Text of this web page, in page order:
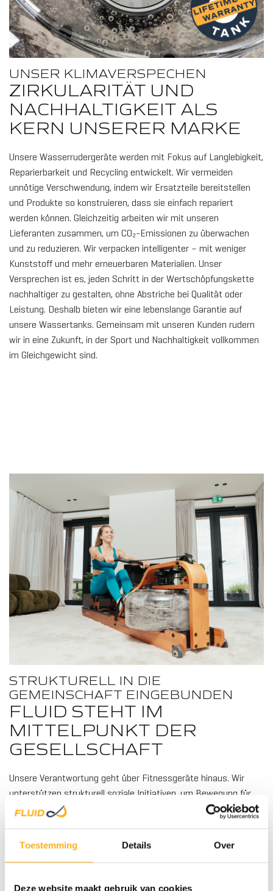
Toestemming Details Over
Deze website maakt gebruik van cookies
UNSER KLIMAVERSPECHEN
ZIRKULARITÄT UND
NACHHALTIGKEIT ALS
KERN UNSERER MARKE
Unsere Wasserrudergeräte werden mit Fokus auf Langlebigkeit,
Reparierbarkeit und Recycling entwickelt. Wir vermeiden
unnötige Verschwendung, indem wir Ersatzteile bereitstellen
und Produkte so konstruieren, dass sie einfach repariert
werden können. Gleichzeitig arbeiten wir mit unseren
Lieferanten zusammen, um CO₂-Emissionen zu überwachen
und zu reduzieren. Wir verpacken intelligenter – mit weniger
Kunststoff und mehr erneuerbaren Materialien. Unser
Versprechen ist es, jeden Schritt in der Wertschöpfungskette
nachhaltiger zu gestalten, ohne Abstriche bei Qualität oder
Leistung. Deshalb bieten wir eine lebenslange Garantie auf
unsere Wassertanks. Gemeinsam mit unseren Kunden rudern
wir in eine Zukunft, in der Sport und Nachhaltigkeit vollkommen
im Gleichgewicht sind.
STRUKTURELL IN DIE
GEMEINSCHAFT EINGEBUNDEN
FLUID STEHT IM
MITTELPUNKT DER
GESELLSCHAFT
Unsere Verantwortung geht über Fitnessgeräte hinaus. Wir
unterstützen strukturell soziale Initiativen, um Bewegung für
benachteiligte Gruppen zugänglich zu machen. Über Fitkids
ermöglichen wir Kindern mit Behinderungen Bewegung, damit
auch sie die Kraft des Sports erleben können. Mit der Themba
Foundation unterstützen wir benachteiligte Gemeinschaften in
hinaus leisten wir einen Beitrag zum Spitzensport, wo Athleten